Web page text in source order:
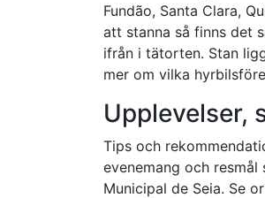
Fundão, Santa Clara,
att stanna så finns det
ifrån i tätorten. Stan
mer om vilka
Upplevelser,
Tips och
evenemang och
Municipal de Seia. Se